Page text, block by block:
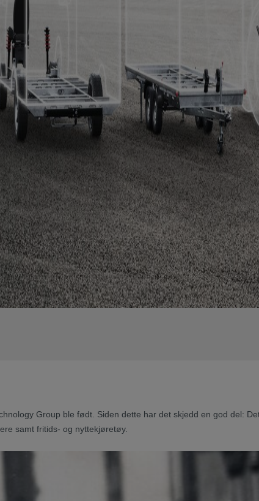
Group ble født. Siden dette har det skjedd en god del:
samt fritids- og nyttekjøretøy.